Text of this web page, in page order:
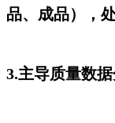
品、成品），
3.主导质量数